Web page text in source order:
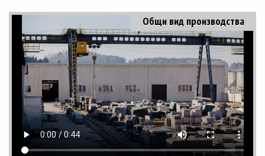
Общи вид производства